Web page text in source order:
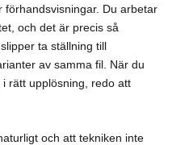
förhandsvisningar. Du arbetar
och det är precis så
ta ställning till
av samma fil. När du
rätt upplösning, redo att
och att tekniken inte